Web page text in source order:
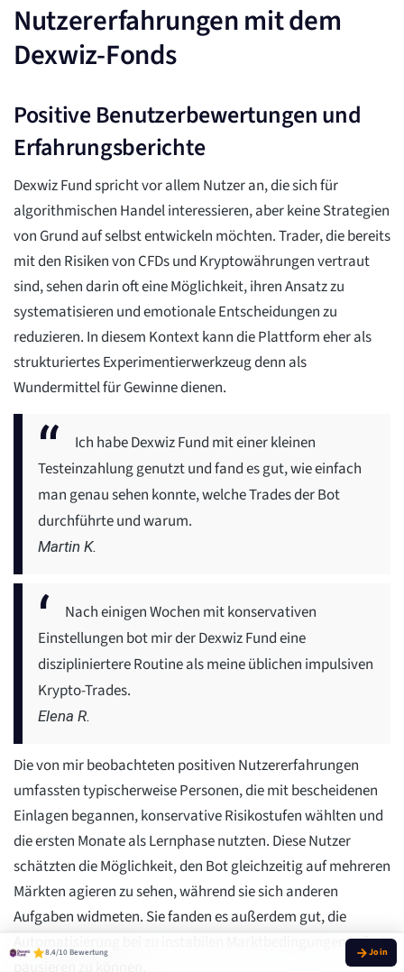
Nutzererfahrungen mit dem
Dexwiz-Fonds
Positive Benutzerbewertungen und
Erfahrungsberichte
Dexwiz Fund spricht vor allem Nutzer an, die sich für
algorithmischen Handel interessieren, aber keine Strategien
von Grund auf selbst entwickeln möchten. Trader, die bereits
mit den Risiken von CFDs und Kryptowährungen vertraut
sind, sehen darin oft eine Möglichkeit, ihren Ansatz zu
systematisieren und emotionale Entscheidungen zu
reduzieren. In diesem Kontext kann die Plattform eher als
strukturiertes Experimentierwerkzeug denn als
Wundermittel für Gewinne dienen.
Ich habe Dexwiz Fund mit einer kleinen
Testeinzahlung genutzt und fand es gut, wie einfach
man genau sehen konnte, welche Trades der Bot
durchführte und warum.
Martin K.
Nach einigen Wochen mit konservativen
Einstellungen bot mir der Dexwiz Fund eine
diszipliniertere Routine als meine üblichen impulsiven
Krypto-Trades.
Elena R.
Die von mir beobachteten positiven Nutzererfahrungen
umfassten typischerweise Personen, die mit bescheidenen
Einlagen begannen, konservative Risikostufen wählten und
die ersten Monate als Lernphase nutzten. Diese Nutzer
schätzten die Möglichkeit, den Bot gleichzeitig auf mehreren
Märkten agieren zu sehen, während sie sich anderen
Aufgaben widmeten. Sie fanden es außerdem gut, die
Automatisierung bei zu instabilen Marktbedingungen sofort
8.4/10 Bewertung